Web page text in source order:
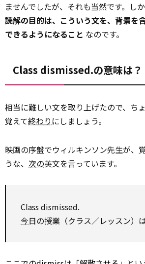
ませんでしたが、それも当然です。し
読解の目的は、こういう文を、背景を
できるようになること なのです。
Class dismissed.の意味は？
相当に難しい文を取り上げたので、ち
覚えて終わり にしましょう。
映画の序盤でウィルキンソン先生が、
うな、 次の英文を言っています。
Class dismissed.
今日の授業（クラス／レッスン）